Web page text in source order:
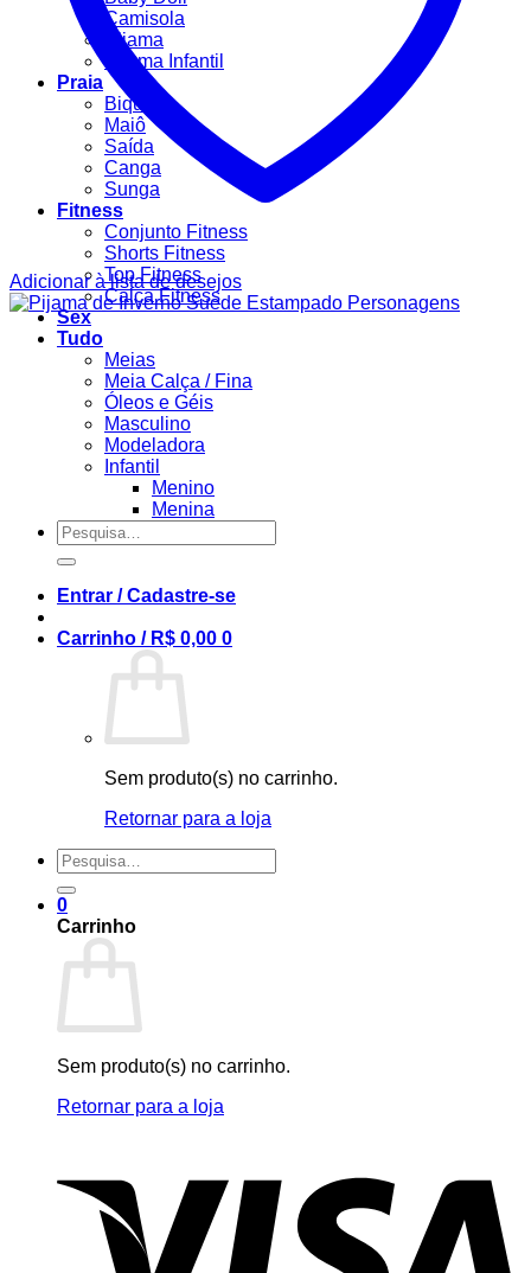
Camisola
Pijama
Pijama Infantil
Praia
Biquíni
Maiô
Saída
Canga
Sunga
Fitness
Conjunto Fitness
Shorts Fitness
Top Fitness
Calça Fitness
Sex
Tudo
Meias
Meia Calça / Fina
Óleos e Géis
Masculino
Modeladora
Infantil
Menino
Menina
Pesquisar
por:
Entrar / Cadastre-se
Carrinho / R$ 0,00 0
Sem produto(s) no carrinho.
Retornar para a loja
Pesquisar
por:
0
Carrinho
Sem produto(s) no carrinho.
Retornar para a loja
Adicionar à lista de desejos